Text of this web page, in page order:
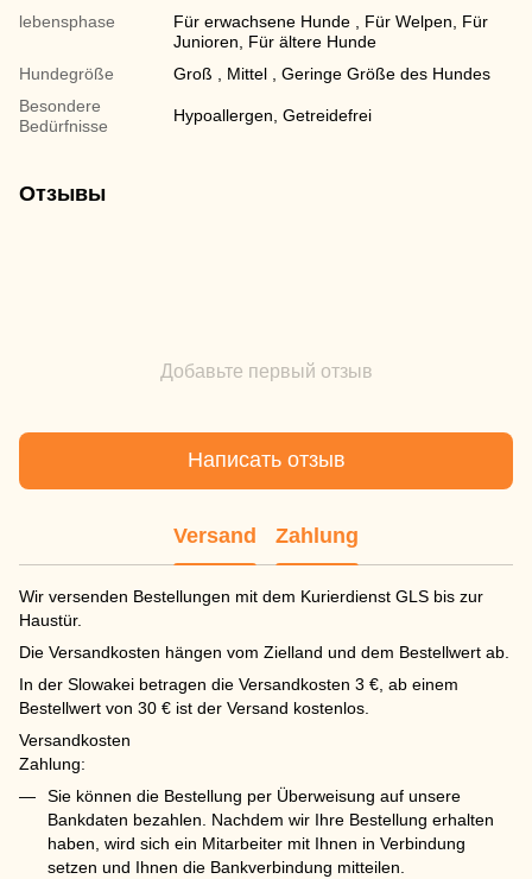
lebensphase
Für erwachsene Hunde , Für Welpen, Für
Junioren, Für ältere Hunde
Hundegröße
Groß , Mittel , Geringe Größe des Hundes
Besondere
Bedürfnisse
Hypoallergen, Getreidefrei
Отзывы
Добавьте первый отзыв
Написать отзыв
Versand Zahlung
Wir versenden Bestellungen mit dem Kurierdienst GLS bis zur
Haustür.
Die Versandkosten hängen vom Zielland und dem Bestellwert ab.
In der Slowakei betragen die Versandkosten 3 €, ab einem
Bestellwert von 30 € ist der Versand kostenlos.
Versandkosten
Zahlung:
Sie können die Bestellung per Überweisung auf unsere
Bankdaten bezahlen. Nachdem wir Ihre Bestellung erhalten
haben, wird sich ein Mitarbeiter mit Ihnen in Verbindung
setzen und Ihnen die Bankverbindung mitteilen.